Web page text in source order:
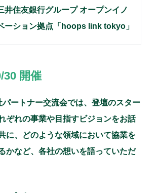
井住友銀行グループ オープンイノ
ーション拠点「hoops link tokyo」
開催
パートナー交流会では、登壇のスター
ぞれの事業や目指すビジョンをお話
に、どのような領域において協業を
かなど、各社の想いを語っていただ